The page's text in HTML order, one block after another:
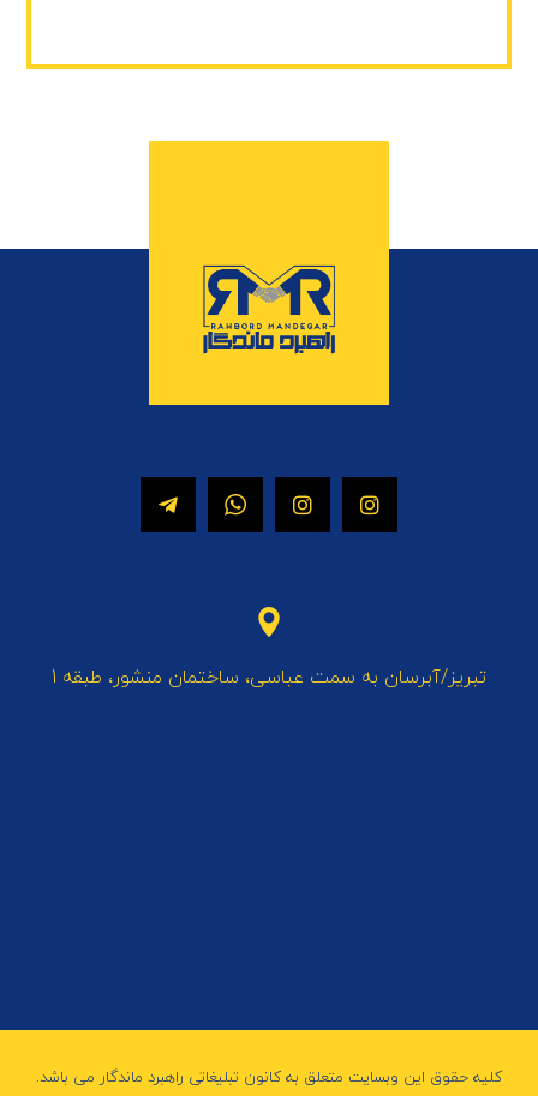
تبریز/آبرسان به سمت عباسی، ساختمان منشور، طبقه 1
کلیه حقوق این وبسایت متعلق به کانون تبلیغاتی راهبرد ماندگار می باشد.